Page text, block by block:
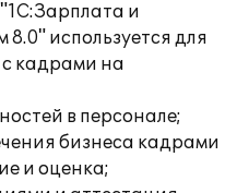
и
используется для
кадрами на
в персонале;
бизнеса кадрами
и оценка;